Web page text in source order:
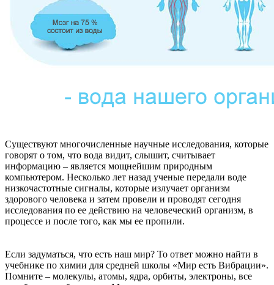
Существуют многочисленные научные исследования, которые
говорят о том, что вода видит, слышит, считывает
информацию – является мощнейшим природным
компьютером. Несколько лет назад ученые передали воде
низкочастотные сигналы, которые излучает организм
здорового человека и затем провели и проводят сегодня
исследования по ее действию на человеческий организм, в
процессе и после того, как мы ее пропили.
Если задуматься, что есть наш мир? То ответ можно найти в
учебнике по химии для средней школы «Мир есть Вибрации».
Помните – молекулы, атомы, ядра, орбиты, электроны, все